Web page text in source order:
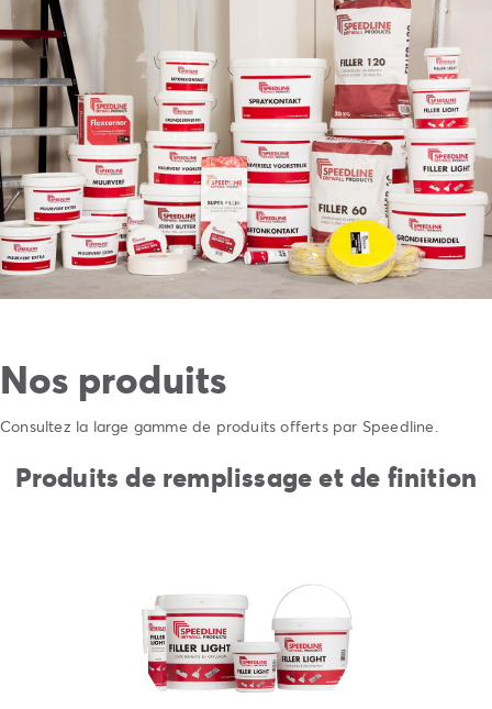
Nos produits
Consultez la large gamme de produits offerts par Speedline.
Produits de remplissage et de finition